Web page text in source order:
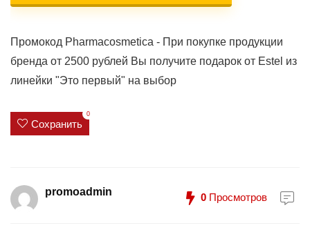
Промокод Pharmacosmetica - При покупке продукции
бренда от 2500 рублей Вы получите подарок от Estel из
линейки "Это первый" на выбор
Сохранить
0
promoadmin 0 Просмотров